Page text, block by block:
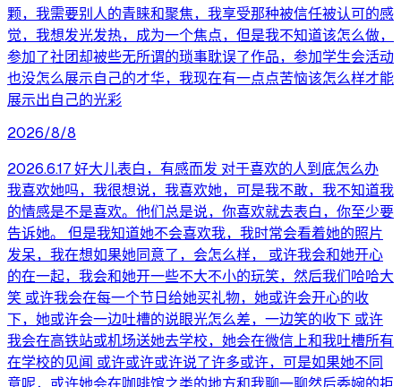
颗，我需要别人的青睐和聚焦，我享受那种被信任被认可的感
觉，我想发光发热，成为一个焦点，但是我不知道该怎么做，
参加了社团却被些无所谓的琐事耽误了作品，参加学生会活动
也没怎么展示自己的才华，我现在有一点点苦恼该怎么样才能
展示出自己的光彩
2026/8/8
2026.6.17 好大儿表白，有感而发 对于喜欢的人到底怎么办
我喜欢她吗，我很想说，我喜欢她，可是我不敢，我不知道我
的情感是不是喜欢。他们总是说，你喜欢就去表白，你至少要
告诉她。 但是我知道她不会喜欢我，我时常会看着她的照片
发呆，我在想如果她同意了，会怎么样， 或许我会和她开心
的在一起，我会和她开一些不大不小的玩笑，然后我们哈哈大
笑 或许我会在每一个节日给她买礼物，她或许会开心的收
下，她或许会一边吐槽的说眼光怎么差，一边笑的收下 或许
我会在高铁站或机场送她去学校，她会在微信上和我吐槽所有
在学校的见闻 或许或许或许说了许多或许，可是如果她不同